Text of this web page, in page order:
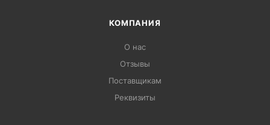
КОМПАНИЯ
О нас
Отзывы
Поставщикам
Реквизиты